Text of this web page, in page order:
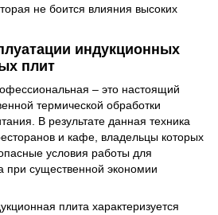
не боится влияния высоких
индукционных
плит
– это настоящий
термической обработки
В результате данная техника
и кафе, владельцы которых
условия работы для
при существенной экономии
плита характеризуется